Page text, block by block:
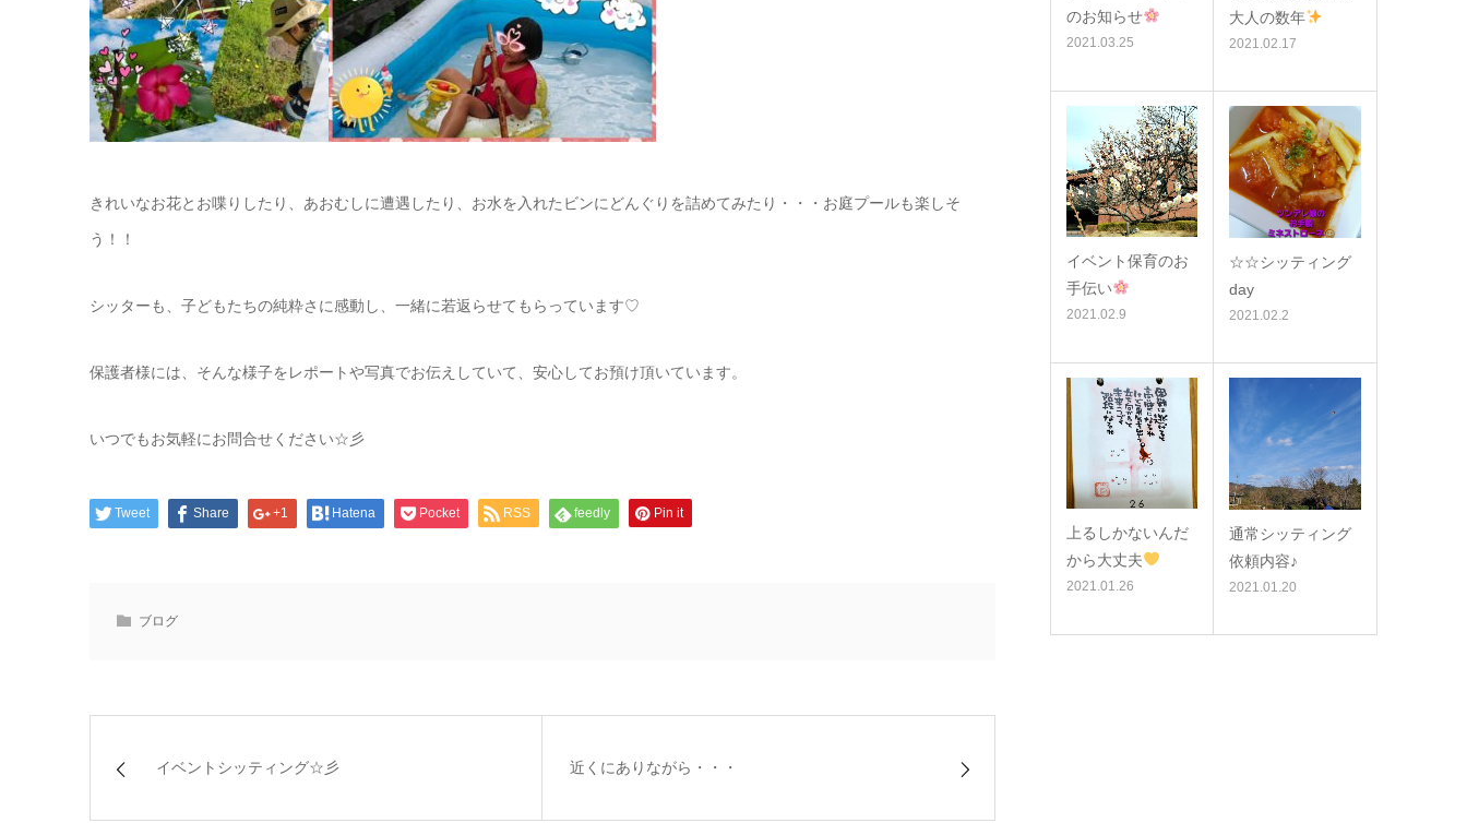
きれいなお花とお喋りしたり、あおむしに遭遇したり、お水を入れたビンにどんぐりを詰めてみたり・・・お庭プールも楽しそ
う！！
シッターも、子どもたちの純粋さに感動し、一緒に若返らせてもらっています♡
保護者様には、そんな様子をレポートや写真でお伝えしていて、安心してお預け頂いています。
いつでもお気軽にお問合せください☆彡
Tweet Share +1 Hatena Pocket RSS feedly Pin it
ブログ
イベントシッティング☆彡 近くにありながら・・・
のお知らせ
2021.03.25
大人の数年
2021.02.17
イベント保育のお
手伝い
2021.02.9
☆☆シッティング
day
2021.02.2
上るしかないんだ
から大丈夫
2021.01.26
通常シッティング
依頼内容♪
2021.01.20